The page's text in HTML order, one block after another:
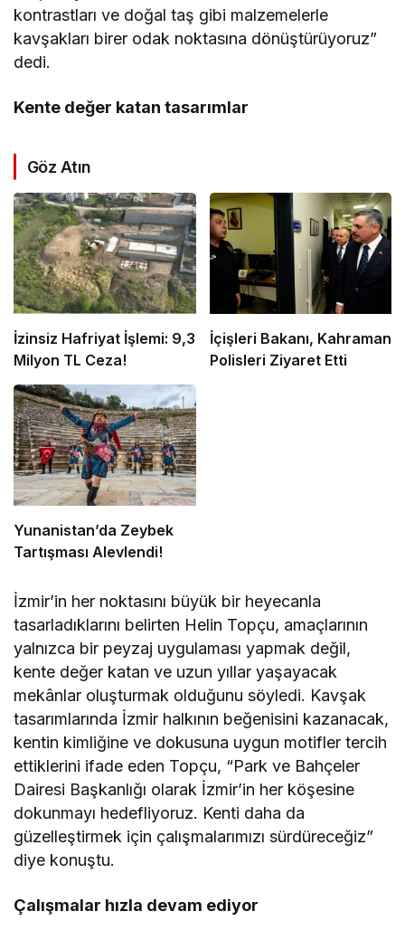
kontrastları ve doğal taş gibi malzemelerle
kavşakları birer odak noktasına dönüştürüyoruz”
dedi.
Kente değer katan tasarımlar
Göz Atın
İzinsiz Hafriyat İşlemi: 9,3
Milyon TL Ceza!
İçişleri Bakanı, Kahraman
Polisleri Ziyaret Etti
Yunanistan’da Zeybek
Tartışması Alevlendi!
İzmir’in her noktasını büyük bir heyecanla
tasarladıklarını belirten Helin Topçu, amaçlarının
yalnızca bir peyzaj uygulaması yapmak değil,
kente değer katan ve uzun yıllar yaşayacak
mekânlar oluşturmak olduğunu söyledi. Kavşak
tasarımlarında İzmir halkının beğenisini kazanacak,
kentin kimliğine ve dokusuna uygun motifler tercih
ettiklerini ifade eden Topçu, “Park ve Bahçeler
Dairesi Başkanlığı olarak İzmir’in her köşesine
dokunmayı hedefliyoruz. Kenti daha da
güzelleştirmek için çalışmalarımızı sürdüreceğiz”
diye konuştu.
Çalışmalar hızla devam ediyor